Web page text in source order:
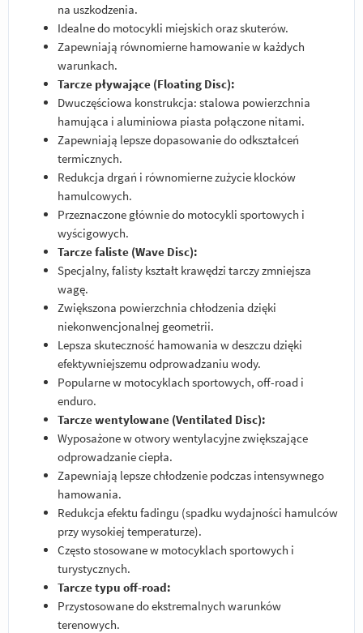
na uszkodzenia.
Idealne do motocykli miejskich oraz skuterów.
Zapewniają równomierne hamowanie w każdych
warunkach.
Tarcze pływające (Floating Disc):
Dwuczęściowa konstrukcja: stalowa powierzchnia
hamująca i aluminiowa piasta połączone nitami.
Zapewniają lepsze dopasowanie do odkształceń
termicznych.
Redukcja drgań i równomierne zużycie klocków
hamulcowych.
Przeznaczone głównie do motocykli sportowych i
wyścigowych.
Tarcze faliste (Wave Disc):
Specjalny, falisty kształt krawędzi tarczy zmniejsza
wagę.
Zwiększona powierzchnia chłodzenia dzięki
niekonwencjonalnej geometrii.
Lepsza skuteczność hamowania w deszczu dzięki
efektywniejszemu odprowadzaniu wody.
Popularne w motocyklach sportowych, off-road i
enduro.
Tarcze wentylowane (Ventilated Disc):
Wyposażone w otwory wentylacyjne zwiększające
odprowadzanie ciepła.
Zapewniają lepsze chłodzenie podczas intensywnego
hamowania.
Redukcja efektu fadingu (spadku wydajności hamulców
przy wysokiej temperaturze).
Często stosowane w motocyklach sportowych i
turystycznych.
Tarcze typu off-road:
Przystosowane do ekstremalnych warunków
terenowych.